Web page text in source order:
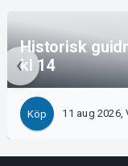
Historisk
kl 14
Köp 11 aug